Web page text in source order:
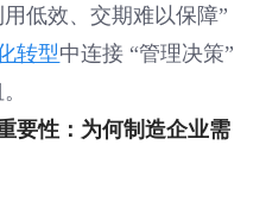
低效、交期难以保障”
转型中连接 “管理决策”
要性：为何制造企业需